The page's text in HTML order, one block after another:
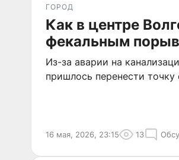
ГОРОД
Как в центре
фекальным
Из-за аварии на
пришлось перенести точку
16 мая, 2026, 23:15 13